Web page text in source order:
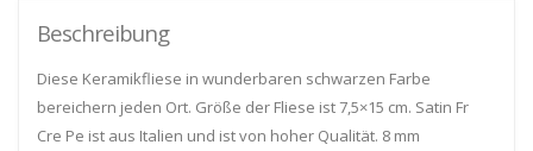
Beschreibung
Diese Keramikfliese in wunderbaren schwarzen Farbe
bereichern jeden Ort. Größe der Fliese ist 7,5×15 cm. Satin Fr
Cre Pe ist aus Italien und ist von hoher Qualität. 8 mm